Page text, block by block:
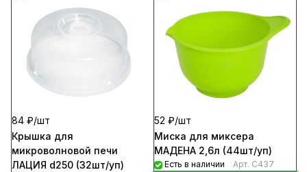
84 ₽/шт
Крышка для
микроволновой печи
ЛАЦИЯ d250 (32шт/уп)
52 ₽/шт
Миска для миксера
МАДЕНА 2,6л (44шт/уп)
Есть в наличии Арт. С437